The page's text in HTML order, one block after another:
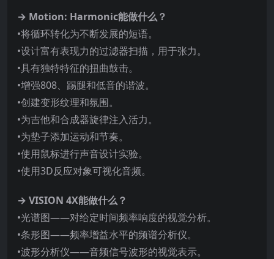
→ Motion: Harmonic能做什么？
•将循环转化为不断发展的短语。
•设计富有表现力的过滤器扫描，用于张力。
•具有独特特征的扭曲鼓击。
•增强808、踢腿和低音的谐波。
•创建变形纹理和氛围。
•为吉他和合成器旋律注入活力。
•为垫子添加运动和节奏。
•使用鼠标进行声音设计实验。
•使用3D反应对象可视化音频。
→ VISION 4X能做什么？
•光谱图——对给定时间频率响度的视觉分析。
•条形图——频率增益水平的频谱分析仪。
•波形分析仪——音频信号波形的视觉表示。